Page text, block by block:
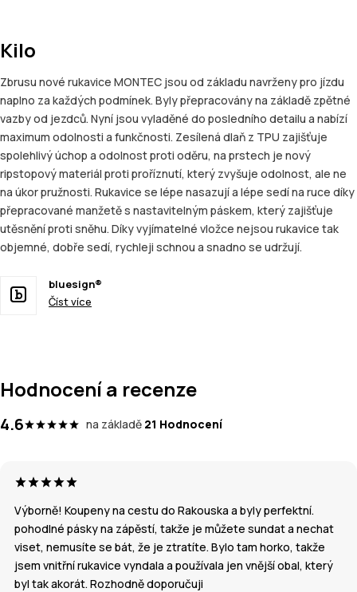
Kilo
Zbrusu nové rukavice MONTEC jsou od základu navrženy pro jízdu
naplno za každých podmínek. Byly přepracovány na základě zpětné
vazby od jezdců. Nyní jsou vyladěné do posledního detailu a nabízí
maximum odolnosti a funkčnosti. Zesílená dlaň z TPU zajišťuje
spolehlivý úchop a odolnost proti oděru, na prstech je nový
ripstopový materiál proti proříznutí, který zvyšuje odolnost, ale ne
na úkor pružnosti. Rukavice se lépe nasazují a lépe sedí na ruce díky
přepracované manžetě s nastavitelným páskem, který zajišťuje
utěsnění proti sněhu. Díky vyjímatelné vložce nejsou rukavice tak
objemné, dobře sedí, rychleji schnou a snadno se udržují.
bluesign®
Číst více
Hodnocení a recenze
4.6 na základě 21 Hodnocení
Výborně! Koupeny na cestu do Rakouska a byly perfektní.
pohodlné pásky na zápěstí, takže je můžete sundat a nechat
viset, nemusíte se bát, že je ztratíte. Bylo tam horko, takže
jsem vnitřní rukavice vyndala a používala jen vnější obal, který
byl tak akorát. Rozhodně doporučuji